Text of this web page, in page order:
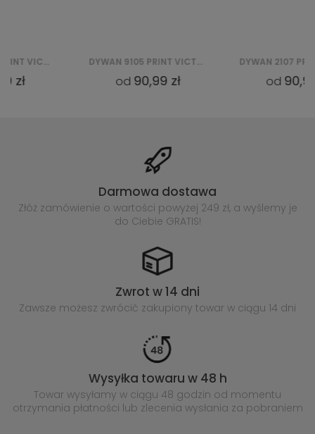
DYWAN 9105 PRINT VICTORIA DYWAN 2107 PRINT VICTORIA
Darmowa dostawa
Złóż zamówienie o wartości powyżej 249 zł, a wyślemy je
do Ciebie GRATIS!
Zwrot w 14 dni
Zawsze możesz zwrócić zakupiony towar w ciągu 14 dni
Wysyłka towaru w 48 h
Towar wysyłamy w ciągu 48 godzin od momentu
otrzymania płatności lub zlecenia wysłania za pobraniem